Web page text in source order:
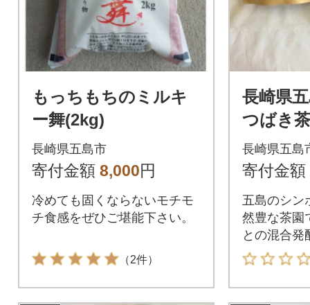
もっちもちのミルキ
ー舞(2kg)
長崎県五島市
寄付金額 8,000円
冷めても固くならないモチモ
チ食感をぜひご堪能下さい。
（2件）
長崎県
つばき
ィーバ
長崎県五島
寄付金額
五島のシン
然豊な茶園
との混合発
のやさしい